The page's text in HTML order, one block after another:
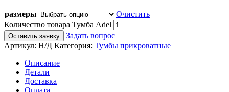
размеры
Очистить
Количество товара Тумба Adel
Оставить заявку
Задать вопрос
Артикул: Н/Д Категория: Тумбы прикроватные
Описание
Детали
Доставка
Оплата